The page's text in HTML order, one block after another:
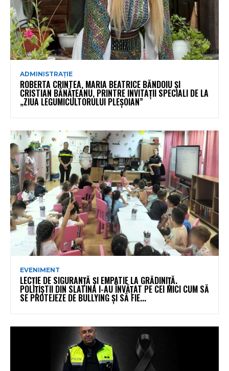
ADMINISTRAȚIE
ROBERTA CRINTEA, MARIA BEATRICE BĂNDOIU ȘI
CRISTIAN BĂNĂȚEANU, PRINTRE INVITAȚII SPECIALI DE LA
„ZIUA LEGUMICULTORULUI PLEȘOIAN”
EVENIMENT
LECȚIE DE SIGURANȚĂ ȘI EMPATIE LA GRĂDINIȚĂ.
POLIȚIȘTII DIN SLATINA I-AU ÎNVĂȚAT PE CEI MICI CUM SĂ
SE PROTEJEZE DE BULLYING ȘI SĂ FIE...